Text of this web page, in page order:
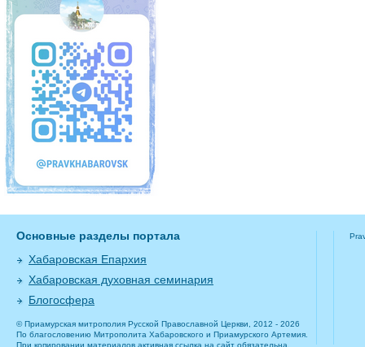
Основные разделы портала
Хабаровская Епархия
Хабаровская духовная семинария
Блогосфера
© Приамурская митрополия Русской Православной Церкви, 2012 - 2026
По благословению Митрополита Хабаровского и Приамурского Артемия.
При копировании материалов активная ссылка на сайт обязательна.